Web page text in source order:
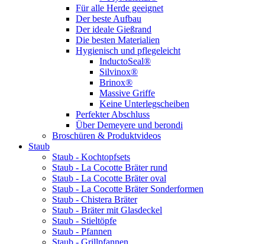
Für alle Herde geeignet
Der beste Aufbau
Der ideale Gießrand
Die besten Materialien
Hygienisch und pflegeleicht
InductoSeal®
Silvinox®
Brinox®
Massive Griffe
Keine Unterlegscheiben
Perfekter Abschluss
Über Demeyere und berondi
Broschüren & Produktvideos
Staub
Staub - Kochtopfsets
Staub - La Cocotte Bräter rund
Staub - La Cocotte Bräter oval
Staub - La Cocotte Bräter Sonderformen
Staub - Chistera Bräter
Staub - Bräter mit Glasdeckel
Staub - Stieltöpfe
Staub - Pfannen
Staub - Grillpfannen